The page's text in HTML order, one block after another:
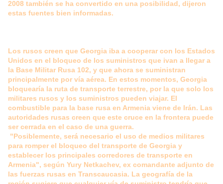
2008 también se ha convertido en una posibilidad, dijeron
estas fuentes bien informadas.
Los rusos creen que Georgia iba a cooperar con los Estados
Unidos en el bloqueo de los suministros que ivan a llegar a
la Base Militar Rusa 102, y que ahora se suministran
principalmente por vía aérea. En estos momentos, Georgia
bloquearía la ruta de transporte terrestre, por la que solo los
militares rusos y los suministros pueden viajar. El
combustible para la base rusa en Armenia viene de Irán. Las
autoridades rusas creen que este cruce en la frontera puede
ser cerrada en el caso de una guerra.
"Posiblemente, será necesario el uso de medios militares
para romper el bloqueo del transporte de Georgia y
establecer los principales corredores de transporte en
Armenia", según Yury Netkachev, ex comandante adjunto de
las fuerzas rusas en Transcaucasia. La geografía de la